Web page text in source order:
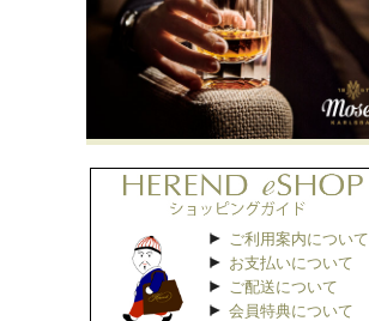
ご利用案内について
お支払いについて
ご配送について
会員特典について